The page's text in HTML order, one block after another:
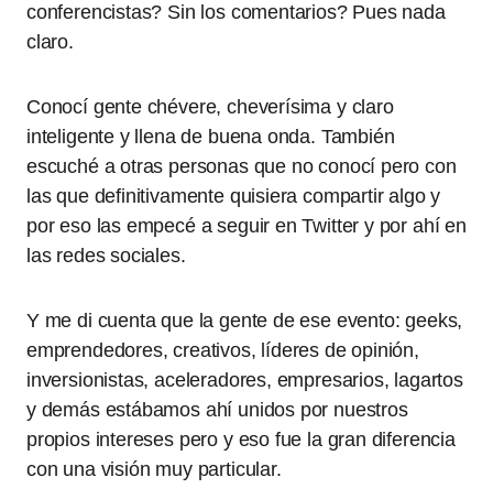
conferencistas? Sin los comentarios? Pues nada
claro.
Conocí gente chévere, cheverísima y claro
inteligente y llena de buena onda. También
escuché a otras personas que no conocí pero con
las que definitivamente quisiera compartir algo y
por eso las empecé a seguir en Twitter y por ahí en
las redes sociales.
Y me di cuenta que la gente de ese evento: geeks,
emprendedores, creativos, líderes de opinión,
inversionistas, aceleradores, empresarios, lagartos
y demás estábamos ahí unidos por nuestros
propios intereses pero y eso fue la gran diferencia
con una visión muy particular.